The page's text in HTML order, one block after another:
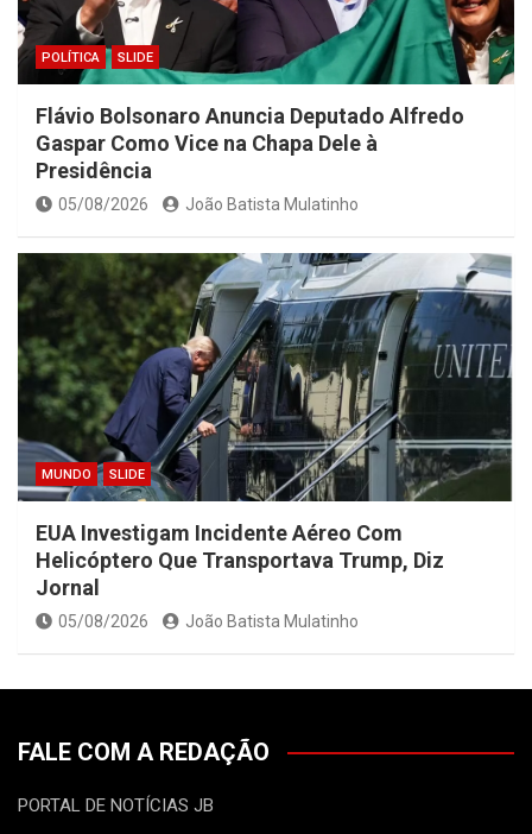
POLÍTICA SLIDE
Flávio Bolsonaro Anuncia Deputado Alfredo
Gaspar Como Vice na Chapa Dele à
Presidência
05/08/2026 João Batista Mulatinho
MUNDO SLIDE
EUA Investigam Incidente Aéreo Com
Helicóptero Que Transportava Trump, Diz
Jornal
05/08/2026 João Batista Mulatinho
FALE COM A REDAÇÃO
PORTAL DE NOTÍCIAS JB